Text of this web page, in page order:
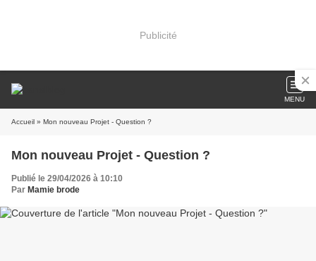
Publicité
MENU
Accueil » Mon nouveau Projet - Question ?
Mon nouveau Projet - Question ?
Publié le 29/04/2026 à 10:10
Par Mamie brode